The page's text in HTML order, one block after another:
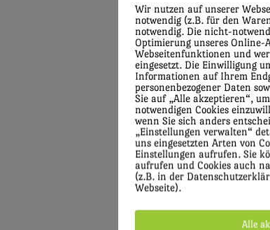
Wir nutzen auf unserer
notwendig (z.B. für den
notwendig. Die nicht-
Optimierung unseres Online-
Webseitenfunktionen und
eingesetzt. Die Einwilligung
Informationen auf Ihrem
personenbezogener Daten
Sie auf „Alle akzeptieren“,
notwendigen Cookies
wenn Sie sich anders
„Einstellungen verwalten“
uns eingesetzten Arten von
Einstellungen aufrufen. Sie
aufrufen und Cookies auch
(z.B. in der
Webseite).
Alle